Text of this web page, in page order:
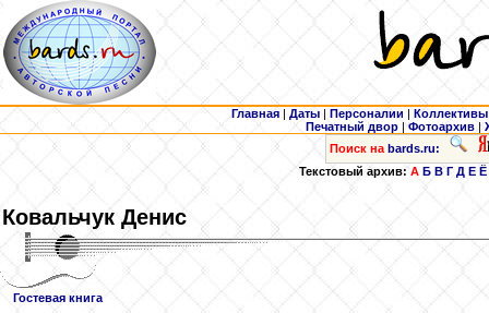
Главная | Даты | Персоналии | Коллективы
Печатный двор |Фотоархив |
Поиск на bards.ru:
Текстовый архив:А Б В Г Д Е Ё
Ковальчук Денис
Гостевая книга